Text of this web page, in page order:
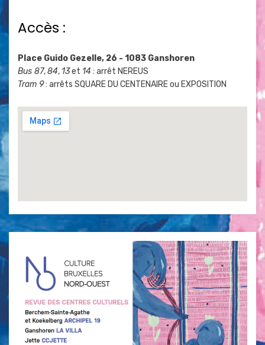
Accès :
Place Guido Gezelle, 26 - 1083 Ganshoren
Bus 87,84, 13et 14 : arrêt NEREUS
Tram 9: arrêts SQUARE DU CENTENAIRE ou EXPOSITION